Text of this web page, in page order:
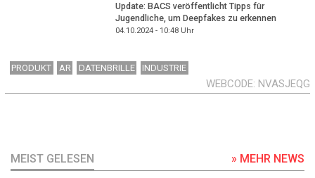
Update: BACS veröffentlicht Tipps für
Jugendliche, um Deepfakes zu erkennen
04.10.2024 - 10:48Uhr
PRODUKT AR DATENBRILLE INDUSTRIE
WEBCODE NVASJEQG
MEIST GELESEN » MEHR NEWS